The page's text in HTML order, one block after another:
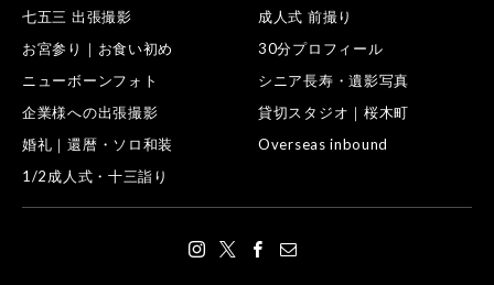
七五三 出張撮影
成人式 前撮り
お宮参り｜お食い初め
30分プロフィール
ニューボーンフォト
シニア長寿・遺影写真
企業様への出張撮影
貸切スタジオ｜桜木町
婚礼｜還暦・ソロ和装
Overseas inbound
1/2成人式・十三詣り